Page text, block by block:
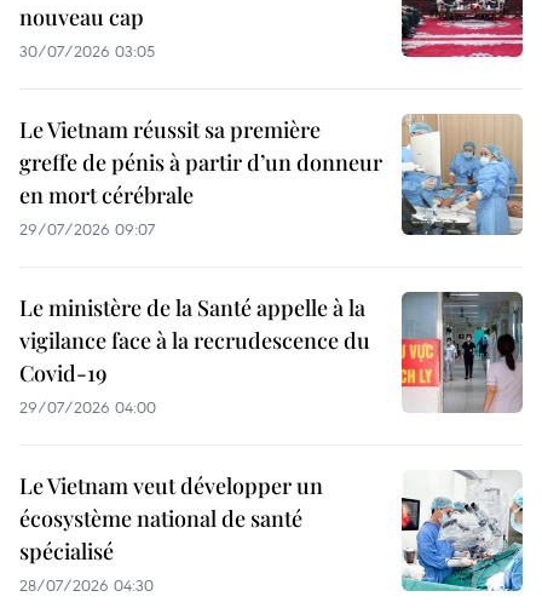
nouveau cap
30/07/2026 03:05
Le Vietnam réussit sa première
greffe de pénis à partir d’un donneur
en mort cérébrale
29/07/2026 09:07
Le ministère de la Santé appelle à la
vigilance face à la recrudescence du
Covid-19
29/07/2026 04:00
Le Vietnam veut développer un
écosystème national de santé
spécialisé
28/07/2026 04:30